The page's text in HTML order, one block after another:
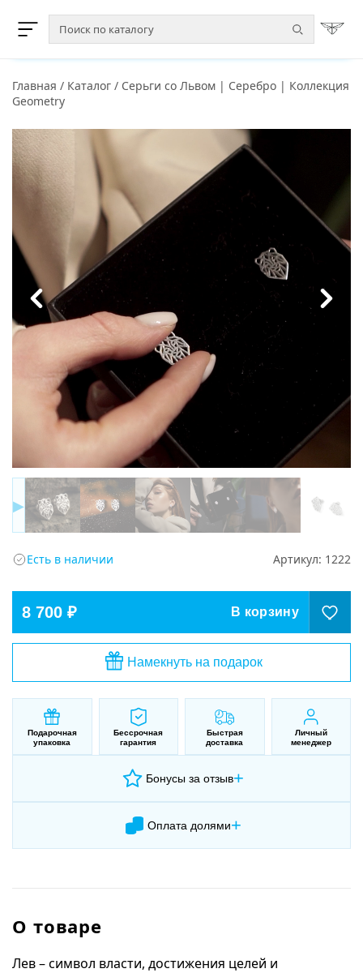
Главная / Каталог / Серьги со Львом | Серебро | Коллекция
Geometry
▶
Есть в наличии Артикул: 1222
8 700 ₽ В корзину
Намекнуть на подарок
Подарочная
упаковка
Бессрочная
гарантия
Быстрая
доставка
Личный
менеджер
Бонусы за отзыв+
Оплата долями+
О товаре
Лев – символ власти, достижения целей и